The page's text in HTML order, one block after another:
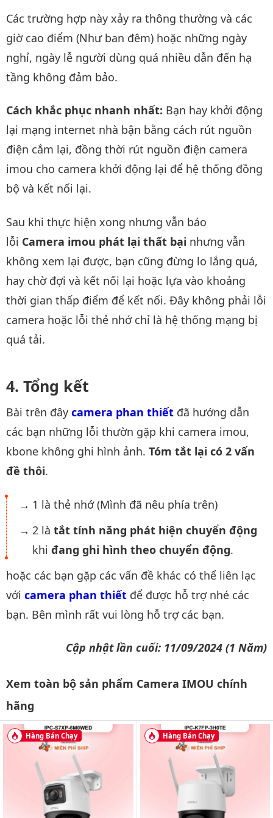
Các trường hợp này xảy ra thông thường và các
giờ cao điểm (Như ban đêm) hoặc những ngày
nghỉ, ngày lễ người dùng quá nhiều dẫn đến hạ
tầng không đảm bảo.
Cách khắc phục nhanh nhất: Bạn hay khởi động
lại mạng internet nhà bận bằng cách rút nguồn
điện cắm lại, đồng thời rút nguồn điện camera
imou cho camera khởi động lại để hệ thống đồng
bộ và kết nối lại.
Sau khi thực hiện xong nhưng vẫn báo
lỗi Camera imou phát lại thất bại nhưng vẫn
không xem lại được, bạn cũng đừng lo lắng quá,
hay chờ đợi và kết nối lại hoặc lựa vào khoảng
thời gian thấp điểm để kết nối. Đây không phải lỗi
camera hoặc lỗi thẻ nhớ chỉ là hệ thống mạng bị
quá tải.
Tổng kết
Bài trên đây camera phan thiết đã hướng dẫn
các bạn những lỗi thườn gặp khi camera imou,
kbone không ghi hình ảnh. Tóm tắt lại có 2 vấn
đề thôi.
1 là thẻ nhớ (Mình đã nêu phía trên)
2 là tắt tính năng phát hiện chuyển động
khi đang ghi hình theo chuyển động.
hoặc các bạn gặp các vấn đề khác có thể liên lạc
với camera phan thiết để được hỗ trợ nhé các
bạn. Bên mình rất vui lòng hỗ trợ các bạn.
Cập nhật lần cuối: 11/09/2024 (1 Năm)
Xem toàn bộ sản phẩm Camera IMOU chính
hãng
Hàng Bán Chạy Hàng Bán Chạy